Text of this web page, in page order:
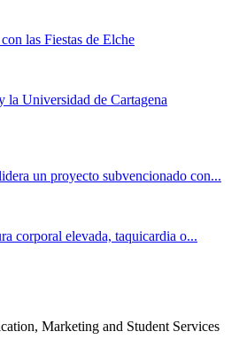
las Fiestas de Elche
Universidad de Cartagena
un proyecto subvencionado con...
corporal elevada, taquicardia o...
Marketing and Student Services